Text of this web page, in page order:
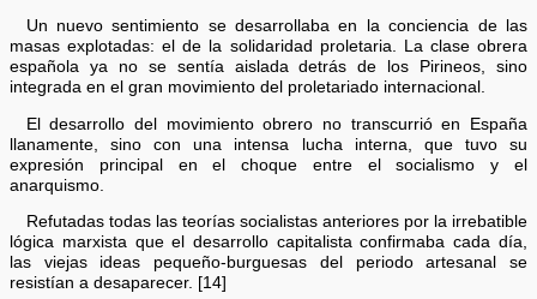
Un nuevo sentimiento se desarrollaba en la conciencia de las
masas explotadas: el de la solidaridad proletaria. La clase obrera
española ya no se sentía aislada detrás de los Pirineos, sino
integrada en el gran movimiento del proletariado internacional.
El desarrollo del movimiento obrero no transcurrió en España
llanamente, sino con una intensa lucha interna, que tuvo su
expresión principal en el choque entre el socialismo y el
anarquismo.
Refutadas todas las teorías socialistas anteriores por la irrebatible
lógica marxista que el desarrollo capitalista confirmaba cada día,
las viejas ideas pequeño-burguesas del periodo artesanal se
resistían a desaparecer. [14]